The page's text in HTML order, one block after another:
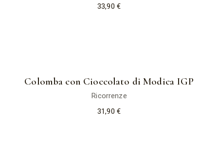
33,90 €
Colomba con Cioccolato di Modica IGP
Ricorrenze
31,90 €